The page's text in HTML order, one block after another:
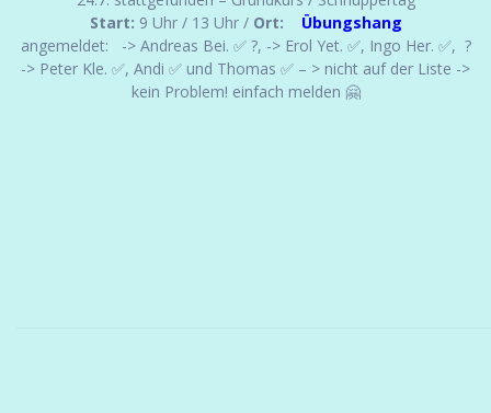
Start: 9 Uhr / 13 Uhr / Ort:
Übungshang
angemeldet: -> Andreas Bei. ✅ ?, -> Erol Yet. ✅, Ingo Her. ✅, ?
-> Peter Kle. ✅, Andi ✅ und Thomas ✅ – > nicht auf der Liste ->
kein Problem! einfach melden 🤗